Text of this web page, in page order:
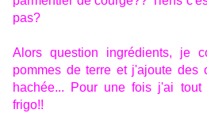
pas?
Alors question ingrédients, je
pommes de terre et j'ajoute des
hachée... Pour une fois j'ai
frigo!!